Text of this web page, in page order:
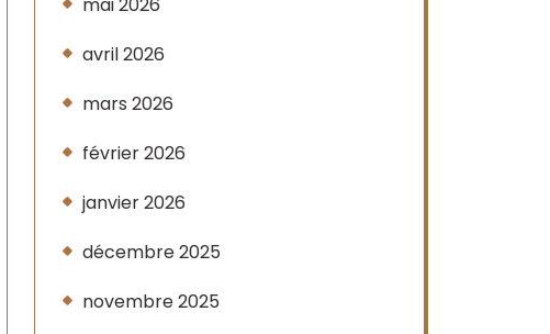
avril 2026
mars 2026
février 2026
janvier 2026
décembre 2025
novembre 2025